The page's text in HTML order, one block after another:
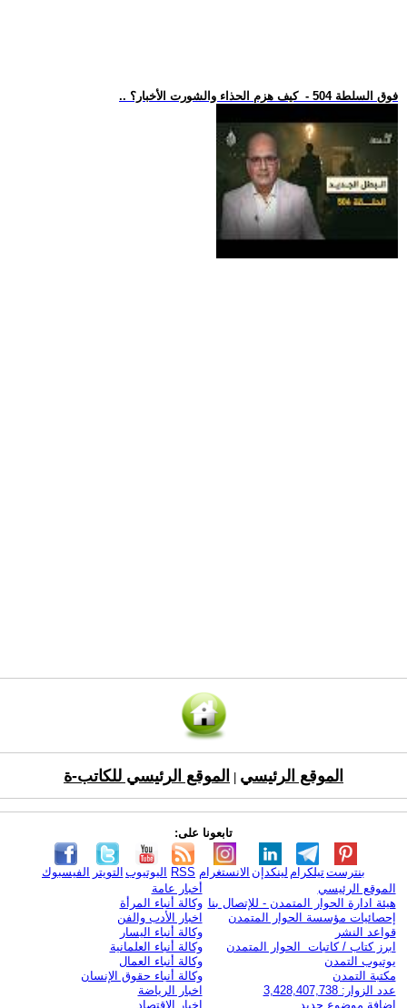
.. فوق السلطة 504 - كيف هزم الحذاء والشورت الأخبار؟
الموقع الرئيسي الموقع الرئيسي للكاتب-ة
تابعونا على:
الفيسبوك التويتر اليوتيوب RSS الانستغرام لينكدإن تيلكرامبنترست
الموقع الرئيسي
هيئة ادارة الحوار المتمدن - للإتصال بنا
إحصائيات مؤسسة الحوار المتمدن
قواعد النشر
ابرز كتاب / كاتبات الحوار المتمدن
يوتيوب التمدن
مكتبة التمدن
عدد الزوار: 3,428,407,738
اضافة موضوع جديد
أخبار عامة
وكالة أنباء المرأة
اخبار الأدب والفن
وكالة أنباء اليسار
وكالة أنباء العلمانية
وكالة أنباء العمال
وكالة أنباء حقوق الإنسان
اخبار الرياضة
اخبار الاقتصاد